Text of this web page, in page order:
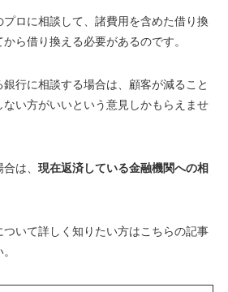
ロに相談して、諸費用を含めた借り換
ら借り換える必要があるのです。
行に相談する場合は、顧客が減ること
い方がいいという意見しかもらえませ
は、 現在返済している金融機関への相
いて詳しく知りたい方はこちらの記事